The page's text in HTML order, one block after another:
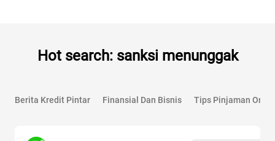
Hot search: sanksi menunggak
Berita Kredit Pintar Finansial Dan Bisnis Tips Pinjaman